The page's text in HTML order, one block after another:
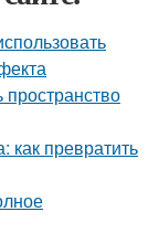
превратить